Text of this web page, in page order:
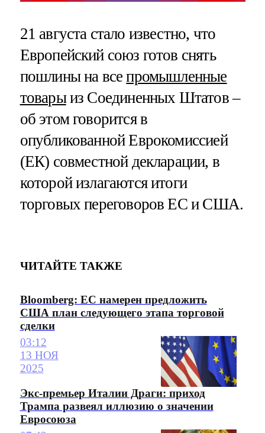
21 августа стало известно, что
Европейский союз готов снять
пошлины на всепромышленные
товарыиз Соединенных Штатов –
об этом говорится в
опубликованной Еврокомиссией
(ЕК) совместной декларации, в
которой излагаются итоги
торговых переговоров ЕС и США.
ЧИТАЙТЕ ТАКЖЕ
Bloomberg: ЕС намерен предложить
США план следующего этапа торговой
сделки
03:12
13 НОЯ
2025
Экс-премьер Италии Драги: приход
Трампа развеял иллюзию о значении
Евросоюза